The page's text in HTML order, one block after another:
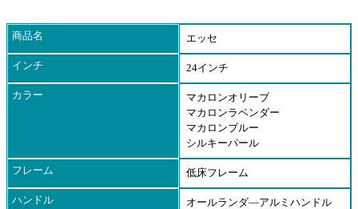
商品名 エッセ
インチ 24インチ
カラー
マカロンオリーブ
マカロンラベンダー
マカロンブルー
シルキーパール
フレーム 低床フレーム
ハンドル オールランダ―アルミハンドル